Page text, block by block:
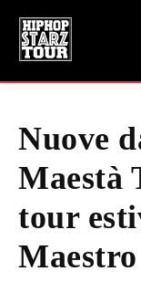
Nuove
Maestà
tour
Maestro